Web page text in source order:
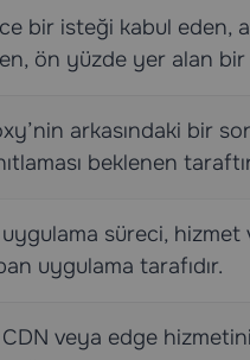
bir isteği kabul eden,
ön yüzde yer alan bir
arkasındaki bir
beklenen
süreci, hizmet
uygulama tarafıdır.
veya edge